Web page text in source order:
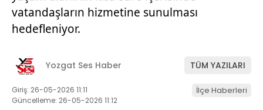
vatandaşların hizmetine sunulması
hedefleniyor.
Yozgat Ses Haber TÜM YAZILARI
Giriş: 26-05-2026 11:11
Güncelleme: 26-05-2026 11:12
İlçe Haberleri